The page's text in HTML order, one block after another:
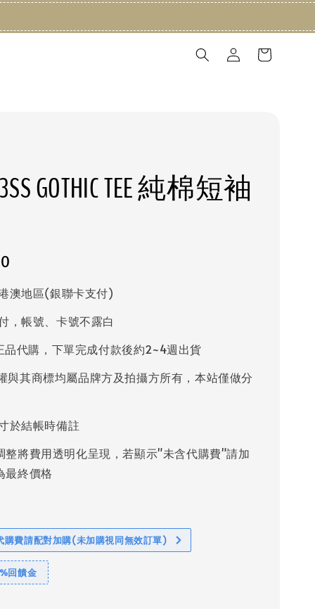
GOTHIC TEE 純棉短袖
澳地區(銀聯卡支付)
，帳號、卡號不露白
品代購，下單完成付款後約2~4週出貨
與其商標均屬品牌方及拍攝方所有，本站僅做分
於結帳時備註
整將費用透明化呈現，若顯示"未含代購費"請加
最終價格
購費請配對加購(未加購視同無效訂單)
回饋金